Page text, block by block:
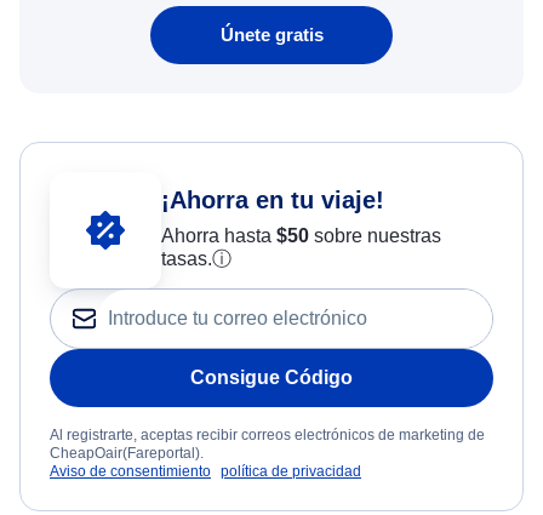
Únete gratis
¡Ahorra en tu viaje!
Ahorra hasta $50sobre nuestras
tasas.ⓘ
Consigue Código
Al registrarte, aceptas recibir correos electrónicos de marketing de
CheapOair(Fareportal).
Aviso de consentimiento política de privacidad